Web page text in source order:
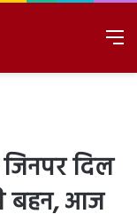
दिल
बहन, आज